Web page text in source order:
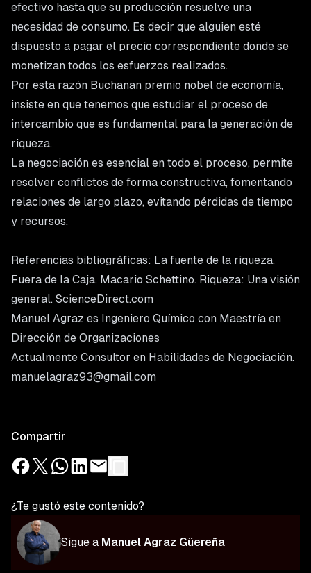
efectivo hasta que su producción resuelve una
necesidad de consumo. Es decir que alguien esté
dispuesto a pagar el precio correspondiente donde se
monetizan todos los esfuerzos realizados.
Por esta razón Buchanan premio nobel de economía,
insiste en que tenemos que estudiar el proceso de
intercambio que es fundamental para la generación de
riqueza.
La negociación es esencial en todo el proceso, permite
resolver conflictos de forma constructiva, fomentando
relaciones de largo plazo, evitando pérdidas de tiempo
y recursos.
Referencias bibliográficas: La fuente de la riqueza.
Fuera de la Caja. Macario Schettino. Riqueza: Una visión
general. ScienceDirect.com
Manuel Agraz es Ingeniero Químico con Maestría en
Dirección de Organizaciones
Actualmente Consultor en Habilidades de Negociación.
manuelagraz93@gmail.com
Compartir
¿Te gustó este contenido?
Sigue a Manuel Agraz Güereña